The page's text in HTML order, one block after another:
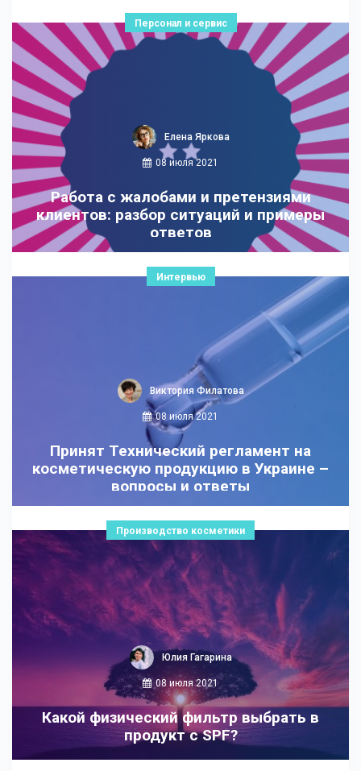
Персонал и сервис
Елена Яркова
08 июля 2021
Работа с жалобами и претензиями
клиентов: разбор ситуаций и примеры
ответов
Интервью
Виктория Филатова
08 июля 2021
Принят Технический регламент на
косметическую продукцию в Украине –
вопросы и ответы
Производство косметики
Юлия Гагарина
08 июля 2021
Какой физический фильтр выбрать в
продукт с SPF?